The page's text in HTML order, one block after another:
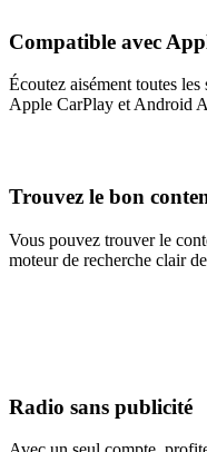
Compatible avec
Écoutez aisément toutes
Apple CarPlay et Android
Trouvez le bon
Vous pouvez trouver le
moteur de recherche clair
Radio sans publicité